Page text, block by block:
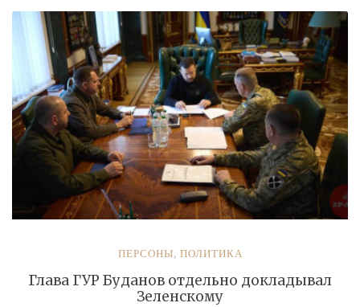
прямо
из
суда
экс-
замминистру
Аверьянову»
ПЕРСОНЫ, ПОЛИТИКА
Глава ГУР Буданов отдельно докладывал
Зеленскому